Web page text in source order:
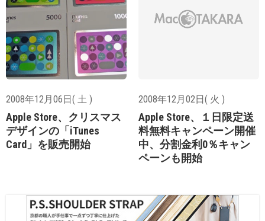
2008年12月06日( 土 )
Apple Store、クリスマス
デザインの「iTunes
Card」を販売開始
2008年12月02日( 火 )
Apple Store、１日限定送
料無料キャンペーン開催
中、分割金利0％キャン
ペーンも開始